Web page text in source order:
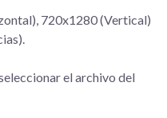
720x1280 (Vertical)
el archivo del